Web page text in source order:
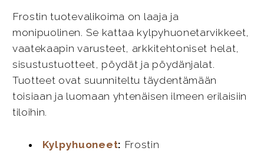
Frostin tuotevalikoima on laaja ja
monipuolinen. Se kattaa kylpyhuonetarvikkeet,
vaatekaapin varusteet, arkkitehtoniset helat,
sisustustuotteet, pöydät ja pöydänjalat.
Tuotteet ovat suunniteltu täydentämään
toisiaan ja luomaan yhtenäisen ilmeen erilaisiin
tiloihin.
Kylpyhuoneet: Frostin